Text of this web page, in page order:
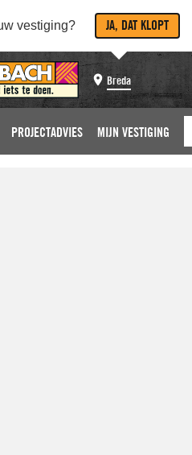
vestiging? JA, DAT KLOPT
Breda
PROJECTADVIES MIJN VESTIGING